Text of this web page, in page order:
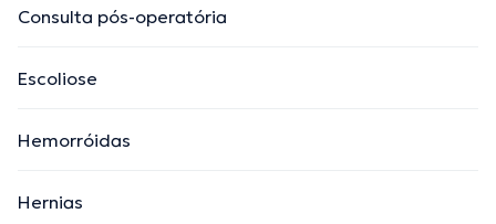
Consulta pós-operatória
Escoliose
Hemorróidas
Hernias